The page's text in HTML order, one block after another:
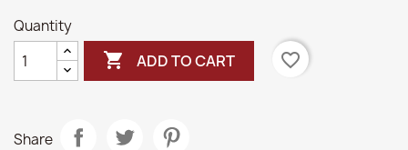
Quantity
 ADD TO CART favorite_border
Share